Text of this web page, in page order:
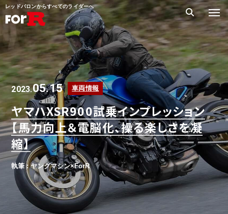
レッドバロンからすべてのライダーへ
2023.05.15 車両情報
ヤマハXSR900試乗インプレッション
【馬力向上＆電脳化、操る楽しさを凝
縮】
執筆 : ヤングマシン×ForR